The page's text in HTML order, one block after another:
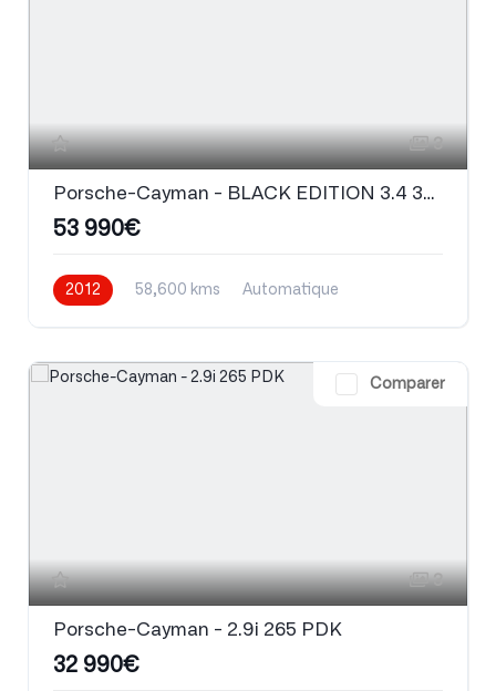
3
Porsche-Cayman - BLACK EDITION 3.4 330CH PDK NÂ°111/500
53 990€
2012 58,600 kms
Automatique
Comparer
3
Porsche-Cayman - 2.9i 265 PDK
32 990€